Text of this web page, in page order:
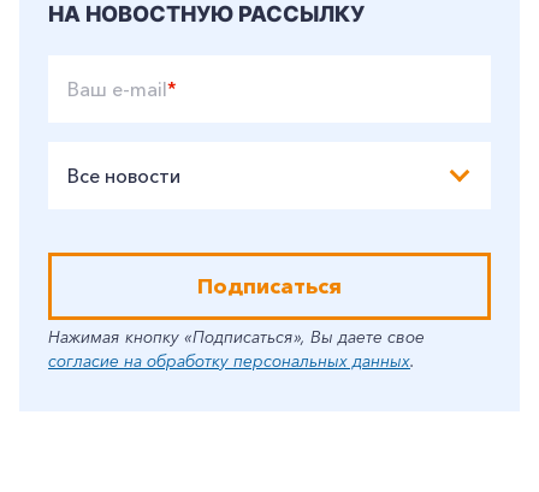
НА НОВОСТНУЮ РАССЫЛКУ
Ваш e-mail*
Все новости
Подписаться
Нажимая кнопку «Подписаться», Вы даете свое
согласие на обработку персональных данных.